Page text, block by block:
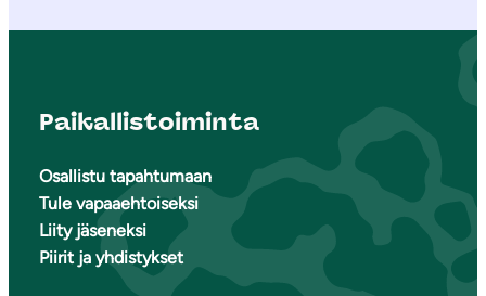
Paikallistoiminta
Osallistu tapahtumaan
Tule vapaaehtoiseksi
Liity jäseneksi
Piirit ja yhdistykset